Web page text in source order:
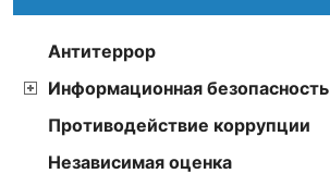
Антитеррор
Информационная безопасность
Противодействие коррупции
Независимая оценка